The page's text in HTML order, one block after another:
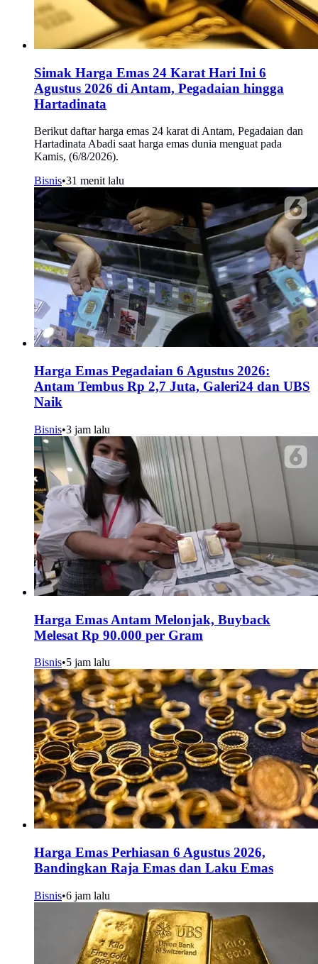
Simak Harga Emas 24 Karat Hari Ini 6
Agustus 2026 di Antam, Pegadaian hingga
Hartadinata
Berikut daftar harga emas 24 karat di Antam, Pegadaian dan
Hartadinata Abadi saat harga emas dunia menguat pada
Kamis, (6/8/2026).
Bisnis•31 menit lalu
Harga Emas Pegadaian 6 Agustus 2026:
Antam Tembus Rp 2,7 Juta, Galeri24 dan UBS
Naik
Bisnis•3 jam lalu
Harga Emas Antam Melonjak, Buyback
Melesat Rp 90.000 per Gram
Bisnis•5 jam lalu
Harga Emas Perhiasan 6 Agustus 2026,
Bandingkan Raja Emas dan Laku Emas
Bisnis•6 jam lalu